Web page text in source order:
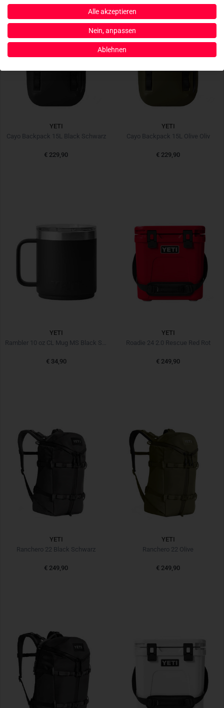
YETI
Cayo Backpack 15L Black Schwarz
€ 229,90
YETI
Cayo Backpack 15L Olive Oliv
€ 229,90
YETI
Rambler 10 oz CL Mug MS Black Schwarz
€ 34,90
YETI
Roadie 24 2.0 Rescue Red Rot
€ 249,90
YETI
Ranchero 22 Black Schwarz
€ 249,90
YETI
Ranchero 22 Olive
€ 249,90
Alle akzeptieren
Nein, anpassen
Ablehnen